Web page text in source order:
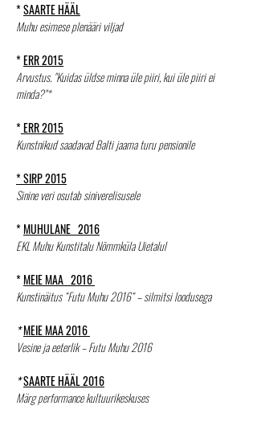
*SAARTE HÄÄL
Muhu esimese plenääri viljad
*ERR 2015
Arvustus. "Kuidas üldse minna üle piiri, kui üle piiri ei
minda?"*
*ERR 2015
Kunstnikud saadavad Balti jaama turu pensionile
* SIRP 2015
Sinine veri osutab siniverelisusele
*MUHULANE 2016
EKL Muhu Kunstitalu Nõmmküla Uietalul
*MEIE MAA 2016
Kunstinäitus “Futu Muhu 2016“ – silmitsi loodusega
*MEIE MAA 2016
Vesine ja eeterlik – Futu Muhu 2016
*SAARTE HÄÄL 2016
Märg performance kultuurikeskuses